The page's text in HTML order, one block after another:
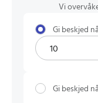
Vi
Gi beskjed
Gi beskjed